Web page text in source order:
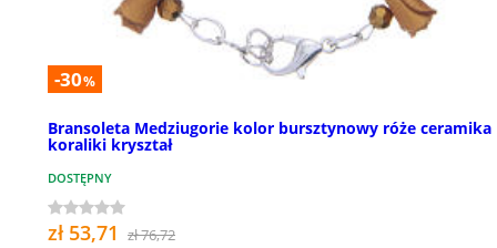
-30%
Bransoleta Medziugorie kolor bursztynowy róże ceramika
koraliki kryształ
DOSTĘPNY
zł 53,71 zł 76,72